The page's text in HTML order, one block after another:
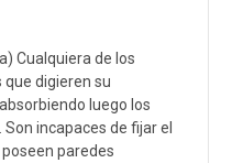
Cualquiera de los
que digieren su
luego los
incapaces de fijar el
paredes